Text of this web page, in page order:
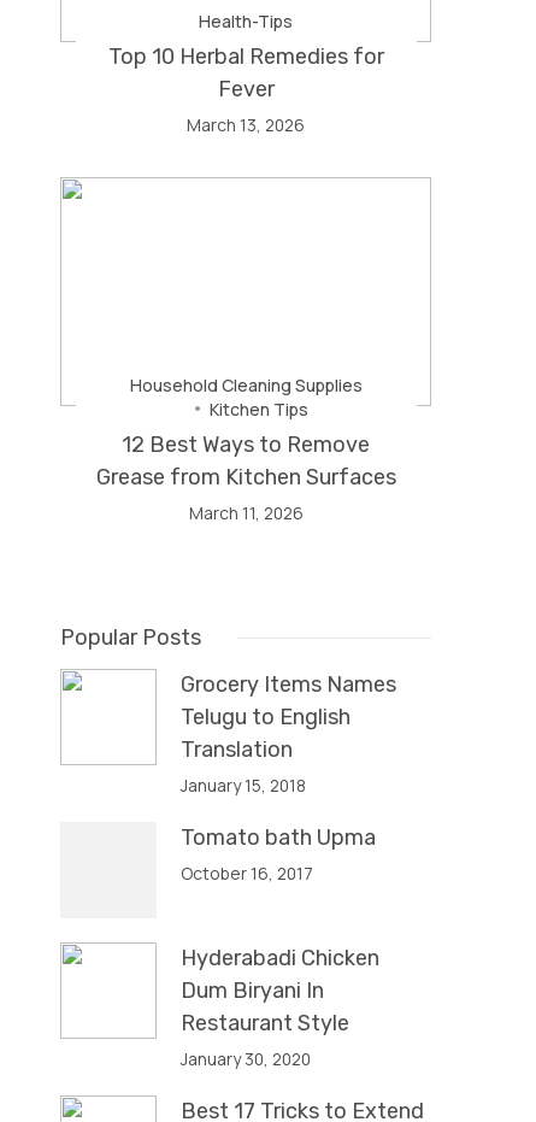
Health-Tips
Top 10 Herbal Remedies for
Fever
March 13, 2026
Household Cleaning Supplies
Kitchen Tips
12 Best Ways to Remove
Grease from Kitchen Surfaces
March 11, 2026
Popular Posts
Grocery Items Names
Telugu to English
Translation
January 15, 2018
Tomato bath Upma
October 16, 2017
Hyderabadi Chicken
Dum Biryani In
Restaurant Style
January 30, 2020
Best 17 Tricks to Extend